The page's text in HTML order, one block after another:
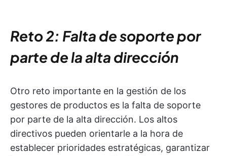
Reto 2: Falta de soporte por
parte de la alta dirección
Otro reto importante en la gestión de los
gestores de productos es la falta de soporte
por parte de la alta dirección. Los altos
directivos pueden orientarle a la hora de
establecer prioridades estratégicas, garantizar